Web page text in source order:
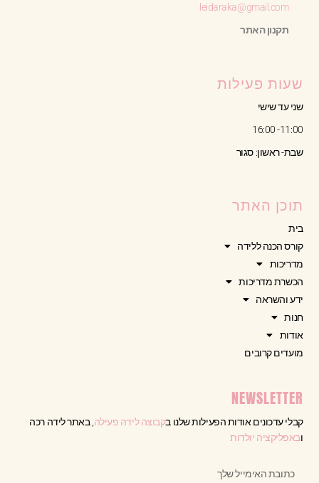
leidaraka@gmail.com
תקנון האתר
שעות פעילות
שני עד שישי
11:00- 16:00
שבת- ראשון: סגור
תוכן האתר
בית
קורס הכנה ללידה
מדריכות
הכשרת מדריכות
ידע והשראה
חנות
אודות
מועדים קרובים
NEWSLETTER
קבלי עדכונים אודות הפעילות שלנו בקבוצה לידה פעילה, באתר לידה רכה
ובאפליקציה יולדות